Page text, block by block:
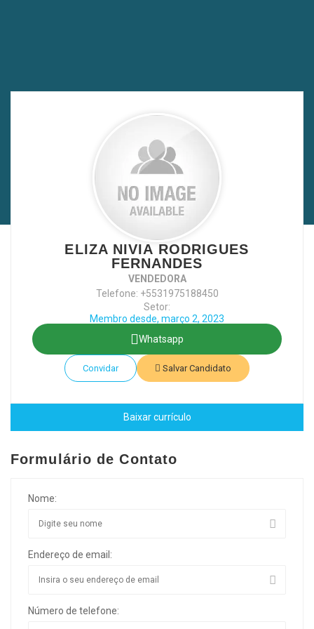
ELIZA NIVIA RODRIGUES
FERNANDES
VENDEDORA
Telefone: +5531975188450
Setor:
Membro desde, março 2, 2023
Whatsapp
Convidar Salvar Candidato
Baixar currículo
Formulário de Contato
Nome:
Endereço de email:
Número de telefone: